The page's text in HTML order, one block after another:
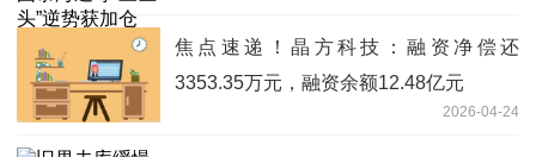
焦点速递！晶方科技：融资净偿还
3353.35万元，融资余额12.48亿元
2026-04-24